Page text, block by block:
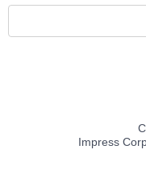
Impress